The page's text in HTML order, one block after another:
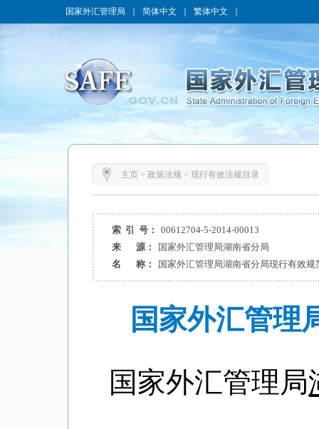
国家外汇管理局 简体中文 繁体中文
主页> 政策法规> 现行有效法规目录
索 引 号：
00612704-5-2014-00013
来 源：
国家外汇管理局湖南省分局
名 称：
国家外汇管理局湖南省分局现行有效规
国家外汇管理
国家外汇管理局